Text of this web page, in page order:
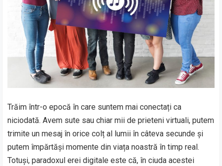
Trăim într-o epocă în care suntem mai conectați ca
niciodată. Avem sute sau chiar mii de prieteni virtuali, putem
trimite un mesaj în orice colț al lumii în câteva secunde și
putem împărtăși momente din viața noastră în timp real.
Totuși, paradoxul erei digitale este că, în ciuda acestei